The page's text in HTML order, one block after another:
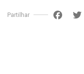
PartilharFacebook